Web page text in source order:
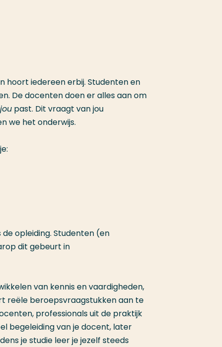
hoort iedereen erbij. Studenten en
De docenten doen er alles aan om
jou past. Dit vraagt van jou
we het onderwijs.
opleiding. Studenten (en
dit gebeurt in
van kennis en vaardigheden,
reële beroepsvraagstukken aan te
professionals uit de praktijk
begeleiding van je docent, later
je studie leer je jezelf steeds